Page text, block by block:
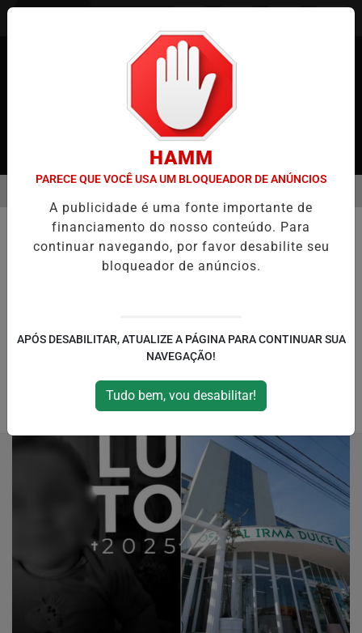
EM ALTA
MUNDO
Tragédia em Itanhaém: Bebê de um
ano morre após ataque de pit bull
sobre segurança com animais de grande
porte em ambientes familiares
RPJNews
HAMM
PARECE QUE VOCÊ USA UM BLOQUEADOR DE ANÚNCIOS
A publicidade é uma fonte importante de
financiamento do nosso conteúdo. Para
continuar navegando, por favor desabilite seu
bloqueador de anúncios.
APÓS DESABILITAR, ATUALIZE A PÁGINA PARA CONTINUAR SUA
NAVEGAÇÃO!
Tudo bem, vou desabilitar!